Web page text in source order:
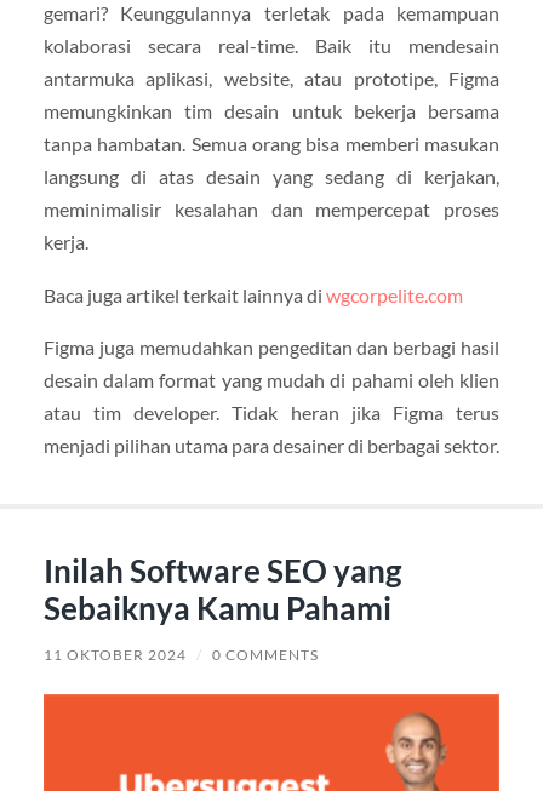
gemari? Keunggulannya terletak pada kemampuan
kolaborasi secara real-time. Baik itu mendesain
antarmuka aplikasi, website, atau prototipe, Figma
memungkinkan tim desain untuk bekerja bersama
tanpa hambatan. Semua orang bisa memberi masukan
langsung di atas desain yang sedang di kerjakan,
meminimalisir kesalahan dan mempercepat proses
kerja.
Baca juga artikel terkait lainnya di wgcorpelite.com
Figma juga memudahkan pengeditan dan berbagi hasil
desain dalam format yang mudah di pahami oleh klien
atau tim developer. Tidak heran jika Figma terus
menjadi pilihan utama para desainer di berbagai sektor.
Inilah Software SEO yang
Sebaiknya Kamu Pahami
11 OKTOBER 2024 / 0 COMMENTS